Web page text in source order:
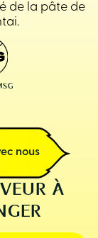
de la pâte de
nous
À